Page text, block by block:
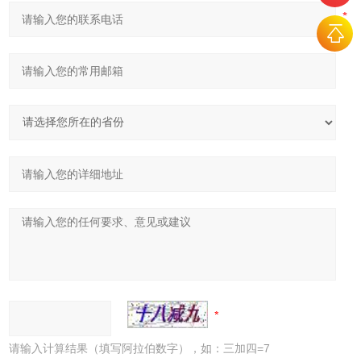
请输入计算结果（填写阿拉伯数字），如：三加四=7